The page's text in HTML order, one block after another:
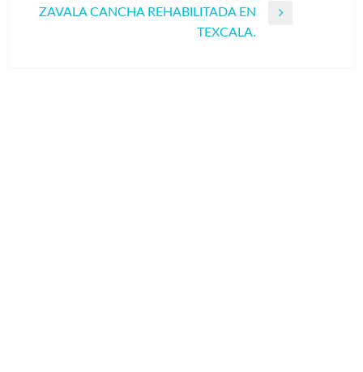
ZAVALA CANCHA REHABILITADA EN
TEXCALA.